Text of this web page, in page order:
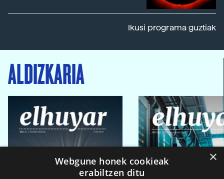
Ikusi programa guztiak
ALDIZKARIA
×
Webgune honek cookieak
erabiltzen ditu